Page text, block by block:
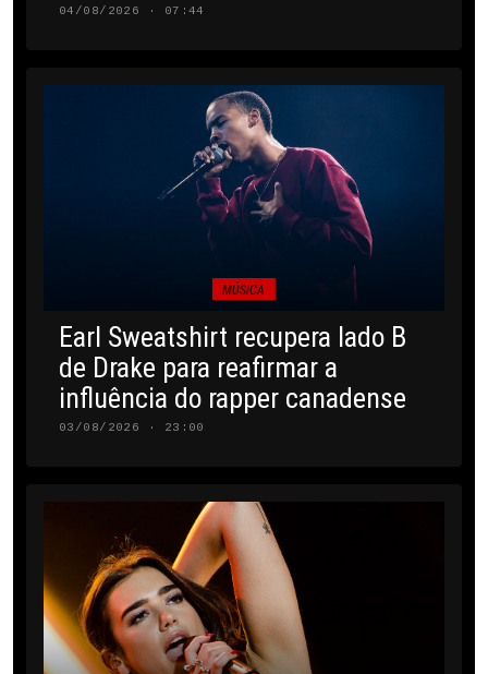
04/08/2026 · 07:44
MÚSICA
Earl Sweatshirt recupera lado B
de Drake para reafirmar a
influência do rapper canadense
03/08/2026 · 23:00